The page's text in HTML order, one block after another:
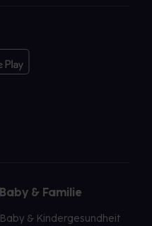
Baby & Familie
Baby & Kindergesundheit